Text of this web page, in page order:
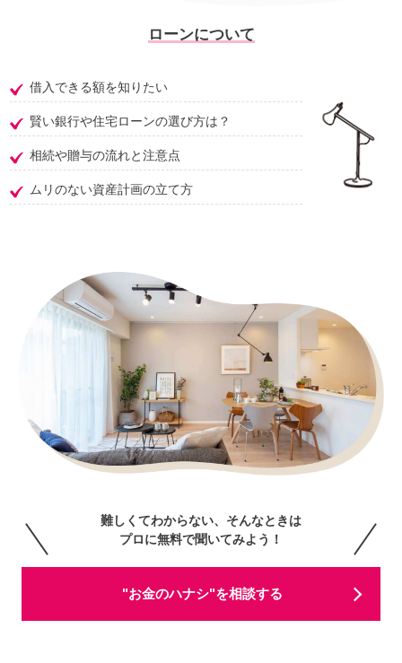
ローンについて
借入できる額を知りたい
賢い銀行や住宅ローンの選び方は？
相続や贈与の流れと注意点
ムリのない資産計画の立て方
難しくてわからない、そんなときは
プロに無料で聞いてみよう！
"お金のハナシ"を相談する